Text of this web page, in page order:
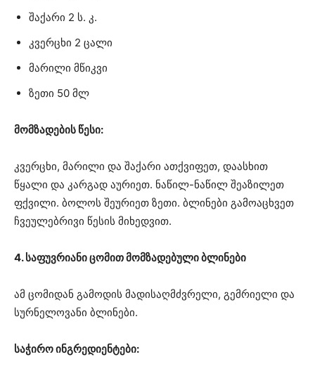
შაქარი 2 ს. კ.
კვერცხი 2 ცალი
მარილი მწიკვი
ზეთი 50 მლ
მომზადების წესი:
კვერცხი, მარილი და შაქარი ათქვიფეთ, დაასხით
წყალი და კარგად აურიეთ. ნაწილ-ნაწილ შეაზილეთ
ფქვილი. ბოლოს შეურიეთ ზეთი. ბლინები გამოაცხვეთ
ჩვეულებრივი წესის მიხედვით.
4. საფუვრიანი ცომით მომზადებული ბლინები
ამ ცომიდან გამოდის მადისაღმძვრელი, გემრიელი და
სურნელოვანი ბლინები.
საჭირო ინგრედიენტები: